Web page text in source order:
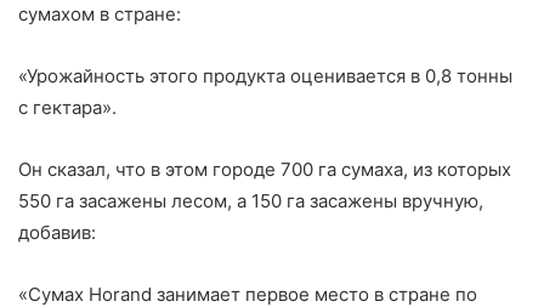
сумахом в стране:
«Урожайность этого продукта оценивается в 0,8 тонны
с гектара».
Он сказал, что в этом городе 700 га сумаха, из которых
550 га засажены лесом, а 150 га засажены вручную,
добавив:
«Сумах Horand занимает первое место в стране по